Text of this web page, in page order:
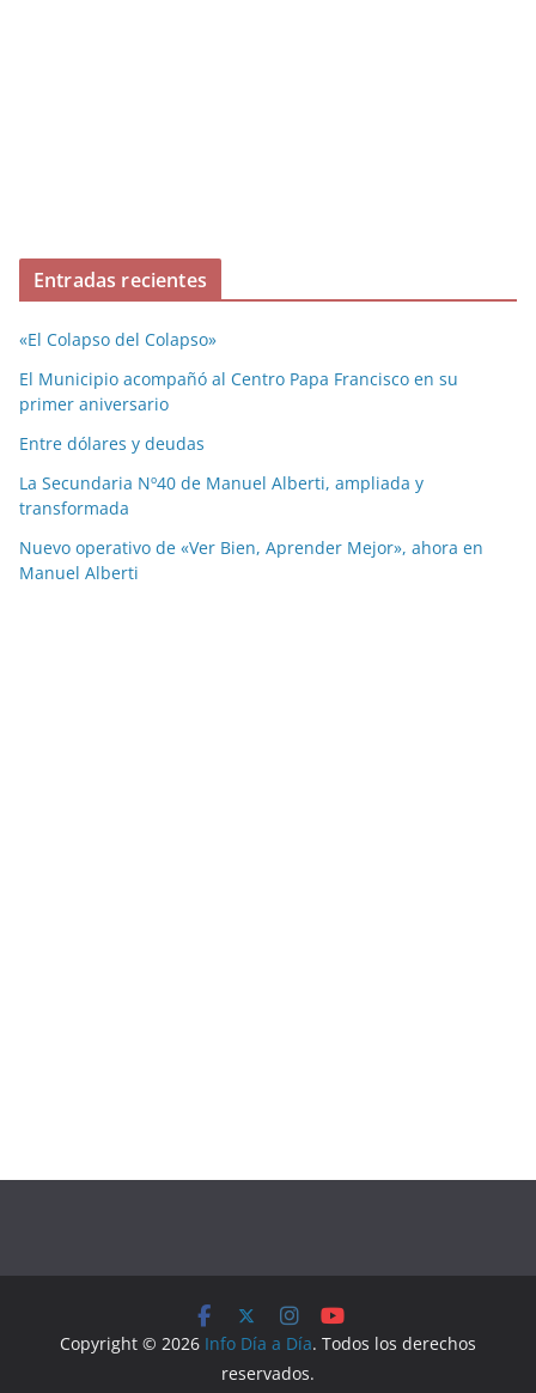
Entradas recientes
«El Colapso del Colapso»
El Municipio acompañó al Centro Papa Francisco en su
primer aniversario
Entre dólares y deudas
La Secundaria Nº40 de Manuel Alberti, ampliada y
transformada
Nuevo operativo de «Ver Bien, Aprender Mejor», ahora en
Manuel Alberti
Copyright © 2026 Info Día a Día. Todos los derechos
reservados.